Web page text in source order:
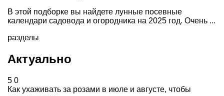
В этой подборке вы найдете лунные посевные
календари садовода и огородника на 2025 год. Очень ...
разделы
Актуально
5 0
Как ухаживать за розами в июле и августе, чтобы